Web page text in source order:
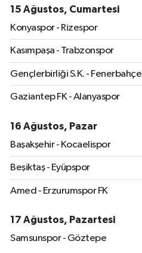
15 Ağustos, Cumartesi
Konyaspor - Rizespor
Kasımpaşa - Trabzonspor
Gençlerbirliği S.K. - Fenerbahçe
Gaziantep FK - Alanyaspor
16 Ağustos, Pazar
Başakşehir - Kocaelispor
Beşiktaş - Eyüpspor
Amed - Erzurumspor FK
17 Ağustos, Pazartesi
Samsunspor - Göztepe